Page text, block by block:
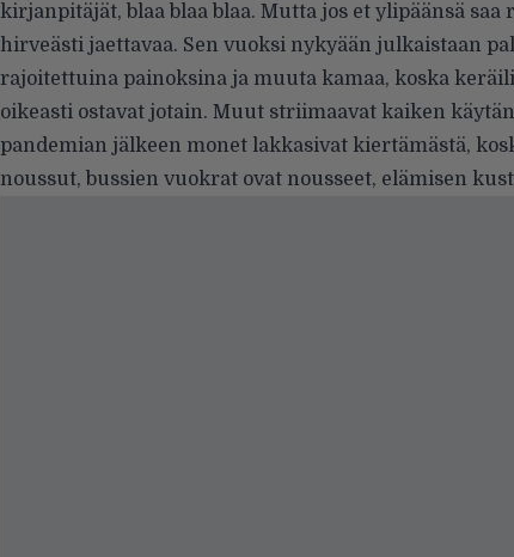
kirjanpitäjät, blaa blaa blaa. Mutta jos et ylipäänsä saa
hirveästi jaettavaa. Sen vuoksi nykyään julkaistaan
rajoitettuina painoksina ja muuta kamaa, koska
oikeasti ostavat jotain. Muut striimaavat kaiken
pandemian jälkeen monet lakkasivat kiertämästä,
noussut, bussien vuokrat ovat nousseet, elämisen